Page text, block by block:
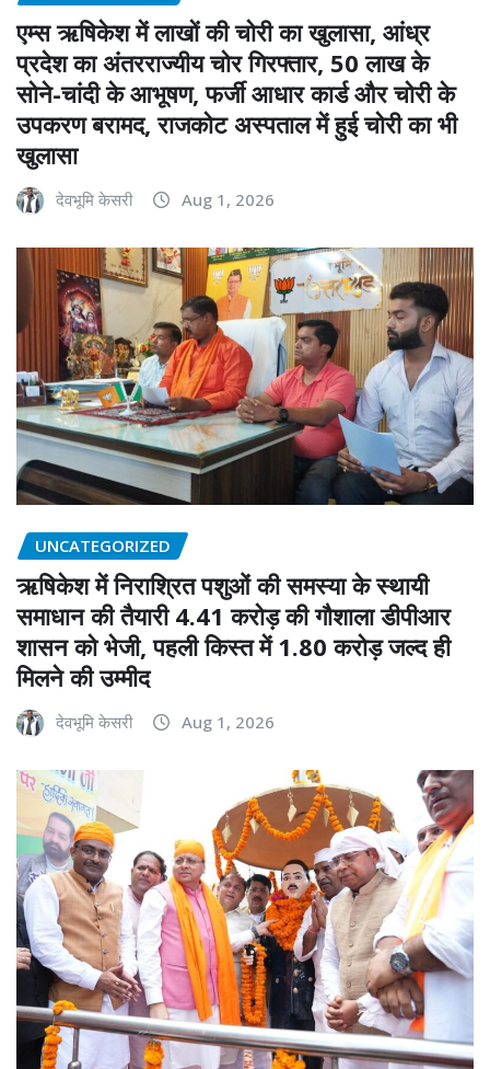
एम्स ऋषिकेश में लाखों की चोरी का खुलासा, आंध्र
प्रदेश का अंतरराज्यीय चोर गिरफ्तार, 50 लाख के
सोने-चांदी के आभूषण, फर्जी आधार कार्ड और चोरी के
उपकरण बरामद, राजकोट अस्पताल में हुई चोरी का भी
खुलासा
देवभूमि केसरी Aug 1, 2026
UNCATEGORIZED
ऋषिकेश में निराश्रित पशुओं की समस्या के स्थायी
समाधान की तैयारी 4.41 करोड़ की गौशाला डीपीआर
शासन को भेजी, पहली किस्त में 1.80 करोड़ जल्द ही
मिलने की उम्मीद
देवभूमि केसरी Aug 1, 2026